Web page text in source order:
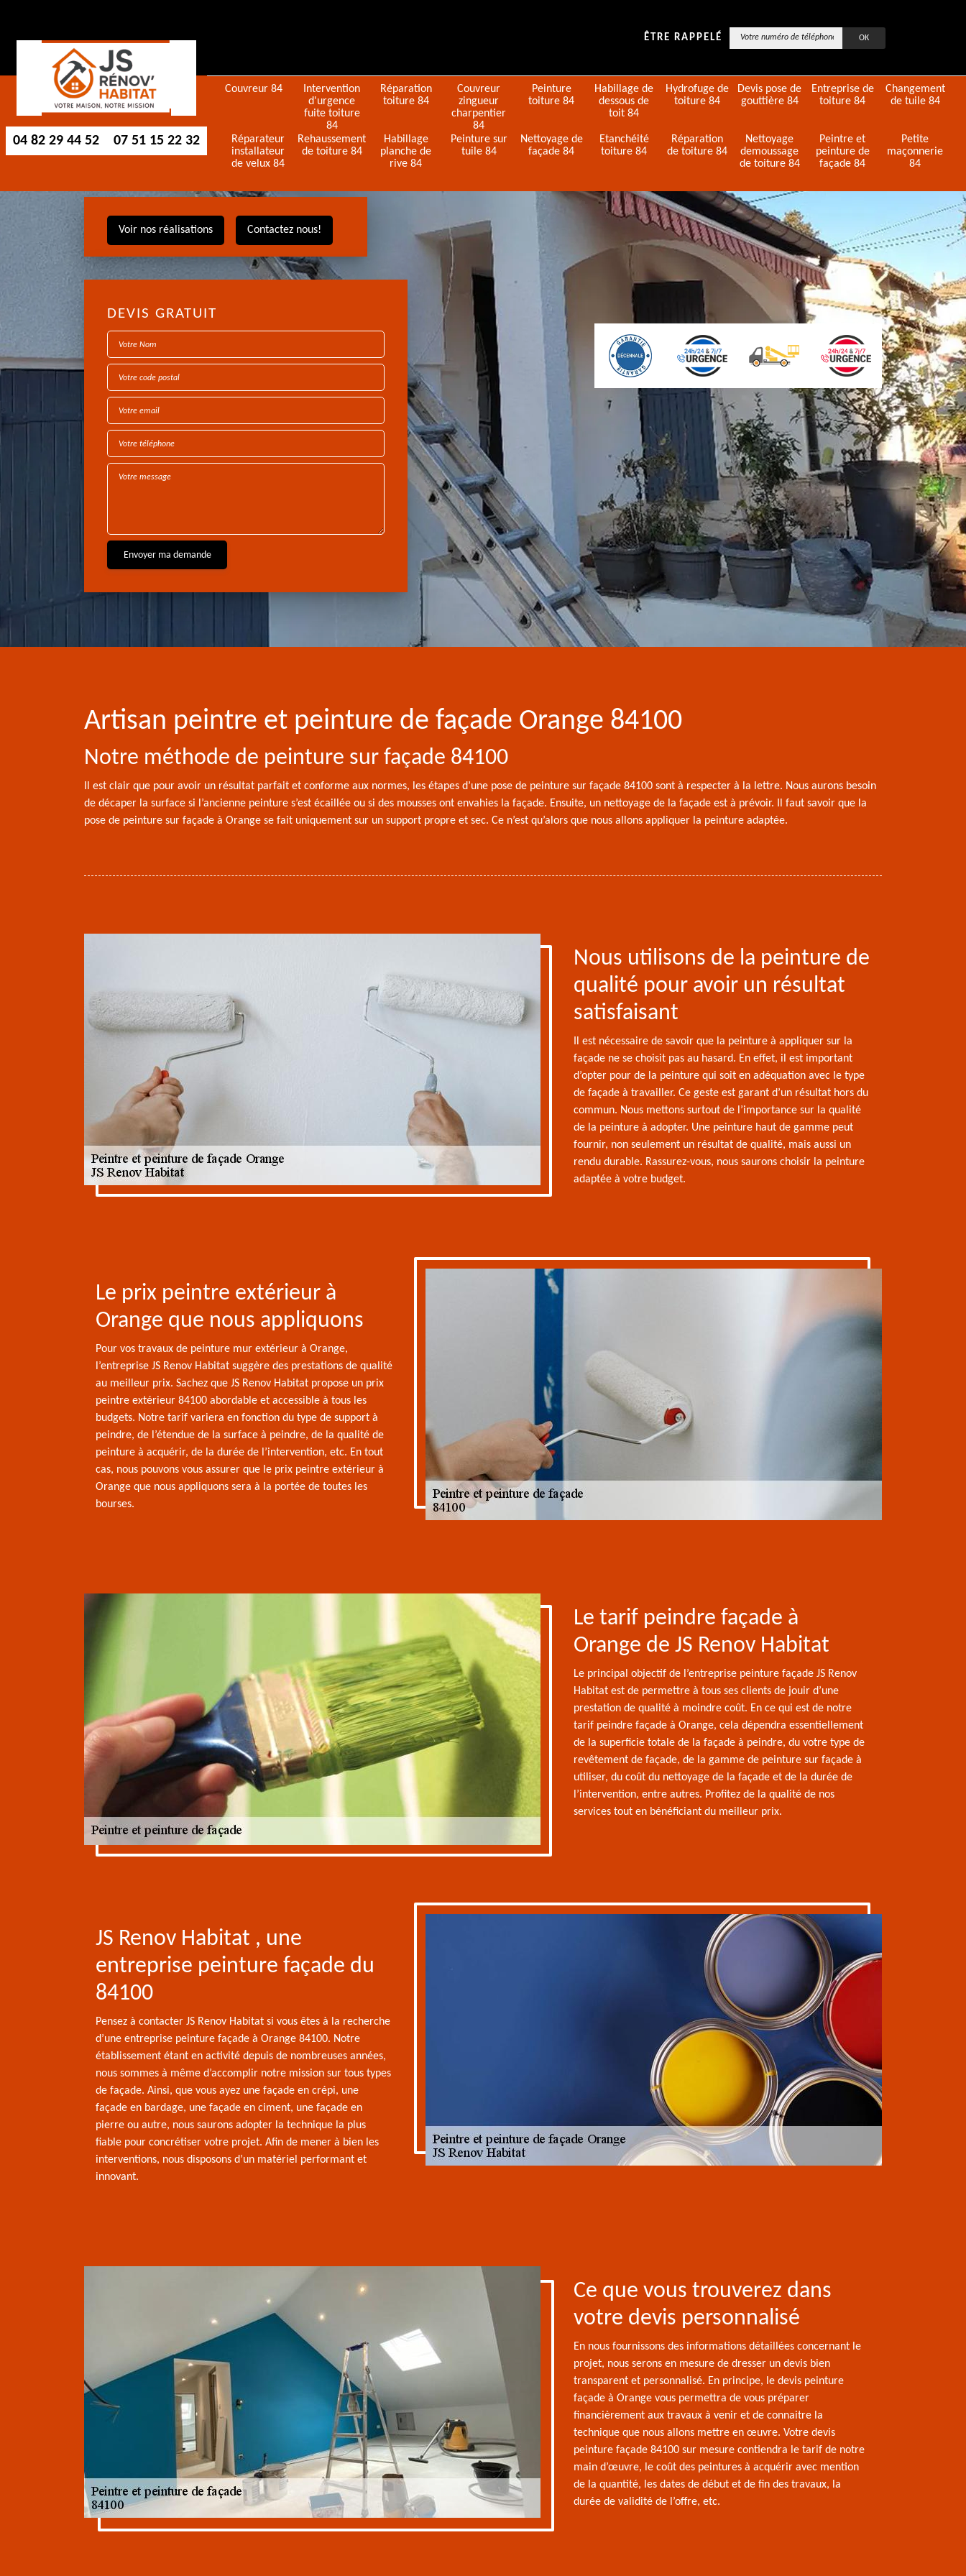
ÊTRE RAPPELÉ
04 82 29 44 52 07 51 15 22 32
Couvreur 84
Intervention
d'urgence
fuite toiture
84
Réparation
toiture 84
Couvreur
zingueur
charpentier
84
Peinture
toiture 84
Habillage de
dessous de
toit 84
Hydrofuge de
toiture 84
Devis pose de
gouttière 84
Entreprise de
toiture 84
Changement
de tuile 84
Réparateur
installateur
de velux 84
Rehaussement
de toiture 84
Habillage
planche de
rive 84
Peinture sur
tuile 84
Nettoyage de
façade 84
Etanchéité
toiture 84
Réparation
de toiture 84
Nettoyage
demoussage
de toiture 84
Peintre et
peinture de
façade 84
Petite
maçonnerie
84
Voir nos réalisations Contactez nous!
DEVIS GRATUIT
Artisan peintre et peinture de façade Orange 84100
Notre méthode de peinture sur façade 84100
Il est clair que pour avoir un résultat parfait et conforme aux normes, les étapes d’une pose de peinture sur façade 84100 sont à respecter à la lettre. Nous aurons besoin
de décaper la surface si l’ancienne peinture s’est écaillée ou si des mousses ont envahies la façade. Ensuite, un nettoyage de la façade est à prévoir. Il faut savoir que la
pose de peinture sur façade à Orange se fait uniquement sur un support propre et sec. Ce n’est qu’alors que nous allons appliquer la peinture adaptée.
Nous utilisons de la peinture de
qualité pour avoir un résultat
satisfaisant
Il est nécessaire de savoir que la peinture à appliquer sur la
façade ne se choisit pas au hasard. En effet, il est important
d’opter pour de la peinture qui soit en adéquation avec le type
de façade à travailler. Ce geste est garant d’un résultat hors du
commun. Nous mettons surtout de l’importance sur la qualité
de la peinture à adopter. Une peinture haut de gamme peut
fournir, non seulement un résultat de qualité, mais aussi un
rendu durable. Rassurez-vous, nous saurons choisir la peinture
adaptée à votre budget.
Le prix peintre extérieur à
Orange que nous appliquons
Pour vos travaux de peinture mur extérieur à Orange,
l’entreprise JS Renov Habitat suggère des prestations de qualité
au meilleur prix. Sachez que JS Renov Habitat propose un prix
peintre extérieur 84100 abordable et accessible à tous les
budgets. Notre tarif variera en fonction du type de support à
peindre, de l’étendue de la surface à peindre, de la qualité de
peinture à acquérir, de la durée de l’intervention, etc. En tout
cas, nous pouvons vous assurer que le prix peintre extérieur à
Orange que nous appliquons sera à la portée de toutes les
bourses.
Le tarif peindre façade à
Orange de JS Renov Habitat
Le principal objectif de l’entreprise peinture façade JS Renov
Habitat est de permettre à tous ses clients de jouir d’une
prestation de qualité à moindre coût. En ce qui est de notre
tarif peindre façade à Orange, cela dépendra essentiellement
de la superficie totale de la façade à peindre, du votre type de
revêtement de façade, de la gamme de peinture sur façade à
utiliser, du coût du nettoyage de la façade et de la durée de
l’intervention, entre autres. Profitez de la qualité de nos
services tout en bénéficiant du meilleur prix.
JS Renov Habitat , une
entreprise peinture façade du
84100
Pensez à contacter JS Renov Habitat si vous êtes à la recherche
d’une entreprise peinture façade à Orange 84100. Notre
établissement étant en activité depuis de nombreuses années,
nous sommes à même d’accomplir notre mission sur tous types
de façade. Ainsi, que vous ayez une façade en crépi, une
façade en bardage, une façade en ciment, une façade en
pierre ou autre, nous saurons adopter la technique la plus
fiable pour concrétiser votre projet. Afin de mener à bien les
interventions, nous disposons d’un matériel performant et
innovant.
Ce que vous trouverez dans
votre devis personnalisé
En nous fournissons des informations détaillées concernant le
projet, nous serons en mesure de dresser un devis bien
transparent et personnalisé. En principe, le devis peinture
façade à Orange vous permettra de vous préparer
financièrement aux travaux à venir et de connaitre la
technique que nous allons mettre en œuvre. Votre devis
peinture façade 84100 sur mesure contiendra le tarif de notre
main d’œuvre, le coût des peintures à acquérir avec mention
de la quantité, les dates de début et de fin des travaux, la
durée de validité de l’offre, etc.